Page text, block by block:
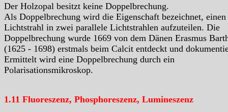
Der Holzopal besitzt keine Doppelbrechung.
Als Doppelbrechung wird die Eigenschaft bezeichnet, einen
Lichtstrahl in zwei parallele Lichtstrahlen aufzuteilen. Die
Doppelbrechung wurde 1669 von dem Dänen Erasmus
(1625 - 1698) erstmals beim Calcit entdeckt und
Ermittelt wird eine Doppelbrechung durch ein
Polarisationsmikroskop.
1.11 Fluoreszenz, Phosphoreszenz, Lumineszenz